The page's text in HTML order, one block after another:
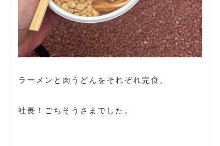
ラーメンと肉うどんをそれぞれ完食。
社長！ごちそうさまでした。